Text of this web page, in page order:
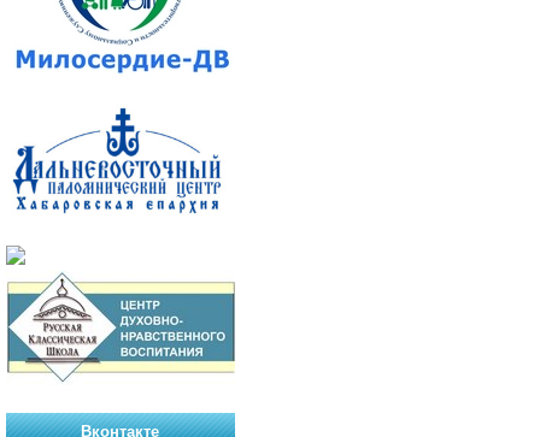
Вконтакте